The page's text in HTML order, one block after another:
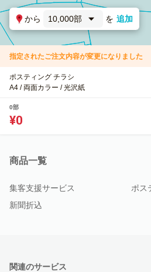
から 10,000部 を 追加
指定されたご注文内容が変更になりました
ポスティング チラシ
A4 / 両面カラー / 光沢紙
0部
¥0
商品一覧
集客支援サービス
ポス
新聞折込
関連のサービス